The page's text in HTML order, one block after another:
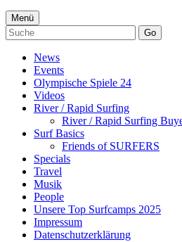
Menü
Go
News
Events
Olympische Spiele 24
Videos
River / Rapid Surfing
River / Rapid Surfing
Surf Basics
Friends of SURFERS
Specials
Travel
Musik
People
Unsere Top Surfcamps 2025
Impressum
Datenschutzerklärung